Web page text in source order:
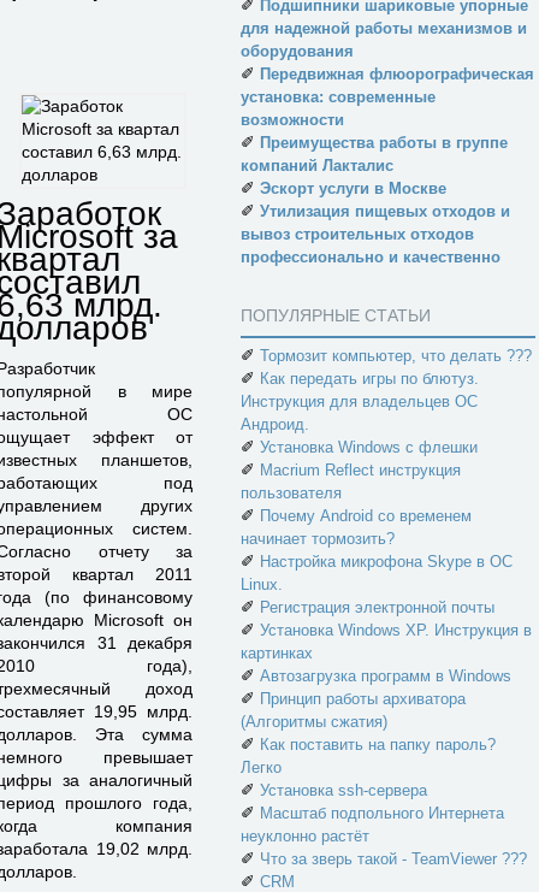
за
млрд.
в мире
ОС
эффект от
планшетов,
под
других
систем.
отчету за
квартал 2011
(по финансовому
Microsoft он
31 декабря
года),
доход
19,95 млрд.
Эта сумма
превышает
за аналогичный
прошлого года,
компания
19,02 млрд.
✐ Подшипники шариковые упорные
для надежной работы механизмов и
оборудования
✐ Передвижная флюорографическая
установка: современные
возможности
✐ Преимущества работы в группе
компаний Лакталис
✐ Эскорт услуги в Москве
✐ Утилизация пищевых отходов и
вывоз строительных отходов
профессионально и качественно
ПОПУЛЯРНЫЕ СТАТЬИ
✐ Тормозит компьютер, что делать ???
✐ Как передать игры по блютуз.
Инструкция для владельцев ОС
Андроид.
✐ Установка Windows с флешки
✐ Macrium Reflect инструкция
пользователя
✐ Почему Android со временем
начинает тормозить?
✐ Настройка микрофона Skype в ОС
Linux.
✐ Регистрация электронной почты
✐ Установка Windows XP. Инструкция в
картинках
✐ Автозагрузка программ в Windows
✐ Принцип работы архиватора
(Алгоритмы сжатия)
✐ Как поставить на папку пароль?
Легко
✐ Установка ssh-сервера
✐ Масштаб подпольного Интернета
неуклонно растёт
✐ Что за зверь такой - TeamViewer ???
✐ CRM